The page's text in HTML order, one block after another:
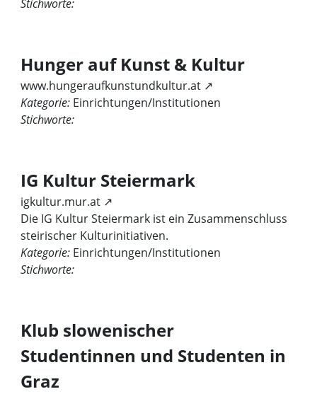
Stichworte:
Hunger auf Kunst & Kultur
www.hungeraufkunstundkultur.at ↗
Kategorie: Einrichtungen/Institutionen
Stichworte:
IG Kultur Steiermark
igkultur.mur.at ↗
Die IG Kultur Steiermark ist ein Zusammenschluss
steirischer Kulturinitiativen.
Kategorie: Einrichtungen/Institutionen
Stichworte:
Klub slowenischer
Studentinnen und Studenten in
Graz